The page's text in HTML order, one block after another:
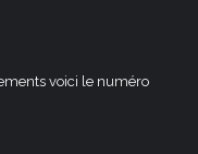
voici le numéro